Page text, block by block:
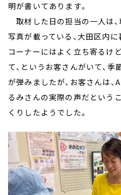
明が書いてあります。
取材した日の担当の一人は
写真が載っている、大田区内に
コーナーにはよく立ち寄るけ
て、というお客さんがいて、
が弾みましたが、お客さんは、
るみさんの実際の声だという
くりしたようでした。